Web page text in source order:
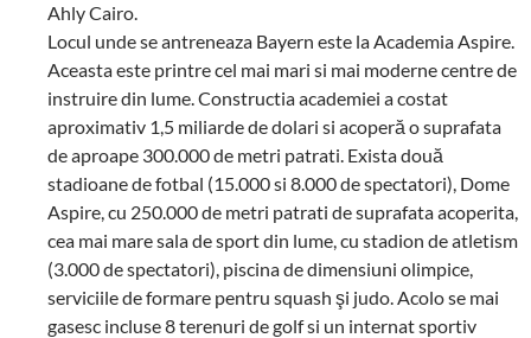
Ahly Cairo.
Locul unde se antreneaza Bayern este la Academia Aspire.
Aceasta este printre cel mai mari si mai moderne centre de
instruire din lume. Constructia academiei a costat
aproximativ 1,5 miliarde de dolari si acoperă o suprafata
de aproape 300.000 de metri patrati. Exista două
stadioane de fotbal (15.000 si 8.000 de spectatori), Dome
Aspire, cu 250.000 de metri patrati de suprafata acoperita,
cea mai mare sala de sport din lume, cu stadion de atletism
(3.000 de spectatori), piscina de dimensiuni olimpice,
serviciile de formare pentru squash şi judo. Acolo se mai
gasesc incluse 8 terenuri de golf si un internat sportiv